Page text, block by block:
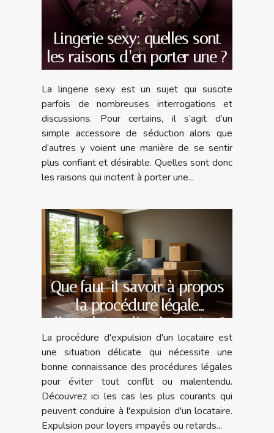
Lingerie sexy: quelles sont
les raisons d’en porter une ?
La lingerie sexy est un sujet qui suscite
parfois de nombreuses interrogations et
discussions. Pour certains, il s’agit d’un
simple accessoire de séduction alors que
d’autres y voient une manière de se sentir
plus confiant et désirable. Quelles sont donc
les raisons qui incitent à porter une...
Que faut-il savoir à propos
la procédure légale
d’expulsion d’un locataire ?
La procédure d'expulsion d'un locataire est
une situation délicate qui nécessite une
bonne connaissance des procédures légales
pour éviter tout conflit ou malentendu.
Découvrez ici les cas les plus courants qui
peuvent conduire à l'expulsion d'un locataire.
Expulsion pour loyers impayés ou retards...